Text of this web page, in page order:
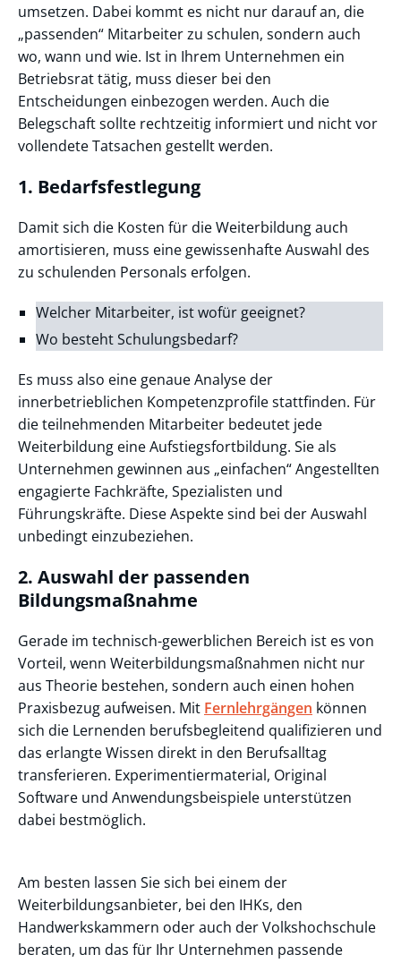
umsetzen. Dabei kommt es nicht nur darauf an, die
„passenden“ Mitarbeiter zu schulen, sondern auch
wo, wann und wie. Ist in Ihrem Unternehmen ein
Betriebsrat tätig, muss dieser bei den
Entscheidungen einbezogen werden. Auch die
Belegschaft sollte rechtzeitig informiert und nicht vor
vollendete Tatsachen gestellt werden.
1. Bedarfsfestlegung
Damit sich die Kosten für die Weiterbildung auch
amortisieren, muss eine gewissenhafte Auswahl des
zu schulenden Personals erfolgen.
Welcher Mitarbeiter, ist wofür geeignet?
Wo besteht Schulungsbedarf?
Es muss also eine genaue Analyse der
innerbetrieblichen Kompetenzprofile stattfinden. Für
die teilnehmenden Mitarbeiter bedeutet jede
Weiterbildung eine Aufstiegsfortbildung. Sie als
Unternehmen gewinnen aus „einfachen“ Angestellten
engagierte Fachkräfte, Spezialisten und
Führungskräfte. Diese Aspekte sind bei der Auswahl
unbedingt einzubeziehen.
2. Auswahl der passenden
Bildungsmaßnahme
Gerade im technisch-gewerblichen Bereich ist es von
Vorteil, wenn Weiterbildungsmaßnahmen nicht nur
aus Theorie bestehen, sondern auch einen hohen
Praxisbezug aufweisen. Mit Fernlehrgängen können
sich die Lernenden berufsbegleitend qualifizieren und
das erlangte Wissen direkt in den Berufsalltag
transferieren. Experimentiermaterial, Original
Software und Anwendungsbeispiele unterstützen
dabei bestmöglich.
Am besten lassen Sie sich bei einem der
Weiterbildungsanbieter, bei den IHKs, den
Handwerkskammern oder auch der Volkshochschule
beraten, um das für Ihr Unternehmen passende